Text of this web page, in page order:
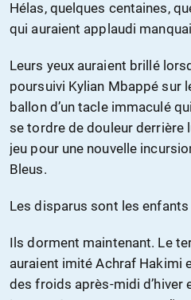
Hélas, quelques centaines,
qui auraient applaudi
Leurs yeux auraient brillé
poursuivi Kylian Mbappé sur
ballon d’un tacle immaculé
se tordre de douleur derrière
jeu pour une nouvelle
Bleus.
Les disparus sont les enfants
Ils dorment maintenant. Le
auraient imité Achraf Hakimi
des froids après-midi d’hiver